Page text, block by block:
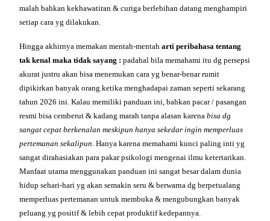
malah bahkan kekhawatiran & curiga berlebihan datang menghampiri
setiap cara yg dilakukan.
Hingga akhirnya memakan mentah-mentah arti peribahasa tentang
tak kenal maka tidak sayang : padahal bila memahami itu dg persepsi
akurat justru akan bisa menemukan cara yg benar-benar rumit
dipikirkan banyak orang ketika menghadapai zaman seperti sekarang
tahun 2026 ini. Kalau memiliki panduan ini, bahkan pacar / pasangan
resmi bisa cemberut & kadang marah tanpa alasan karena bisa dg
sangat cepat berkenalan meskipun hanya sekedar ingin memperluas
pertemanan sekalipun. Hanya karena memahami kunci paling inti yg
sangat dirahasiakan para pakar psikologi mengenai ilmu ketertarikan.
Manfaat utama menggunakan panduan ini sangat besar dalam dunia
hidup sehari-hari yg akan semakin seru & berwarna dg berpetualang
memperluas pertemanan untuk membuka & mengubungkan banyak
peluang yg positif & lebih cepat produktif kedepannya.